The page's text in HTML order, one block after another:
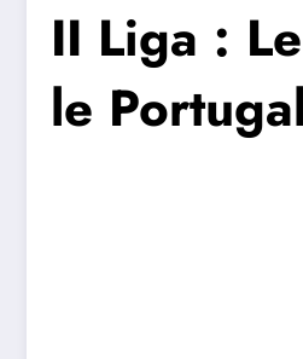
II Liga :
le